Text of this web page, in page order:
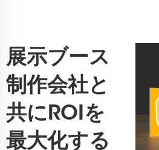
展示ブース
制作会社と
共にROIを
最大化する